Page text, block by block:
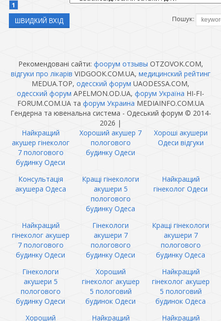
1
Пошук:
Рекомендовані сайти: фоорум отзывы OTZOVOK.COM,
відгуки про лікарів VIDGOOK.COM.UA, медицинский рейтинг
MEDUA.TOP, одесский форум UAODESSA.COM,
одесский форум APELMON.OD.UA, форум Україна HI-FI-
FORUM.COM.UA та форум Украина MEDIAINFO.COM.UA
Гендерна та ювенальна система - Одеський форум © 2014-
2026 |
Найкращий
акушер гінеколог
7 пологового
будинку Одеси
Хороший акушер 7
пологового
будинку Одеси
Хороші акушери
Одеси відгуки
Консультація
акушера Одеса
Кращі гінекологи
акушери 5
пологового
будинку Одеса
Найкращий
гінеколог Одеси
Найкращий
гінеколог акушер
7 пологового
будинку Одеси
Гінекологи
акушери 7
пологового
будинку Одеси
Кращі гінекологи
акушери 7
пологового
будинку Одеса
Гінекологи
акушери 5
пологового
будинку Одеси
Хороший
гінеколог акушер
5 пологовий
будинок Одеси
Найкращий
гінеколог акушер
5 пологовий
будинок Одеса
Хороший
Найкращий Найкращий